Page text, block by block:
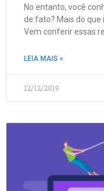
No entanto, você
de fato? Mais do que
Vem conferir essas
LEIA MAIS »
12/12/2019